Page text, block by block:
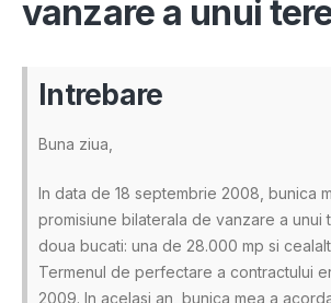
vanzare a unui
Intrebare
Buna ziua,
In data de 18 septembrie 2008, bunica
promisiune bilaterala de vanzare a unui
doua bucati: una de 28.000 mp si
Termenul de perfectare a contractului
2009. In acelasi an, bunica mea a